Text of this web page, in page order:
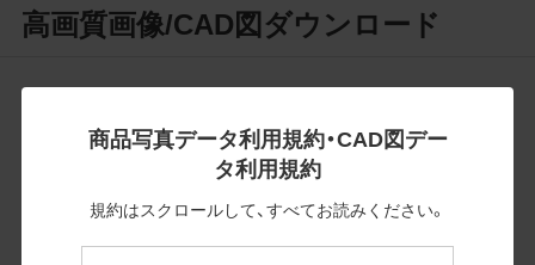
高画質画像/CAD図ダウンロード
商品写真データ利用規約・CAD図デー
タ利用規約
規約はスクロールして、すべてお読みください。
すと圧縮ファイルのダウンロードが始まります。
JPEG・EPSファイルにはパスが設定されています。画像編集
の際に便利です。PNG画像は原則として背景を透過したもの
を提供しています。